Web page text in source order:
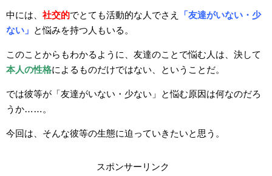
中には、 社交的でとても活動的な人でさえ
「友達がいない・少
ない」 と悩みを持つ人もいる。
このことからもわかるように、友達のことで悩む人は、決して
本人の性格によるものだけではない、ということだ。
では彼等が「友達がいない・少ない」と悩む原因は何なのだろ
うか……。
今回は、そんな彼等の生態に迫っていきたいと思う。
スポンサーリンク